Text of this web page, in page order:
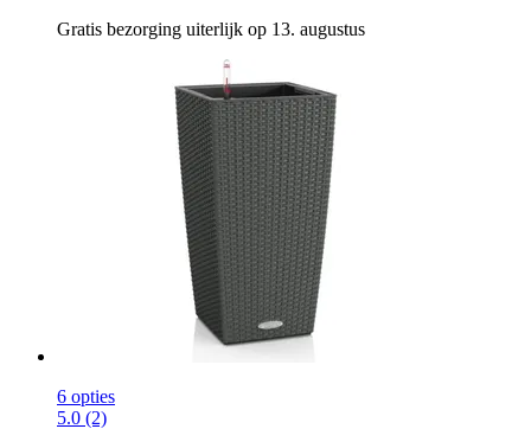
Gratis bezorging uiterlijk op 13. augustus
6 opties
5.0 (2)